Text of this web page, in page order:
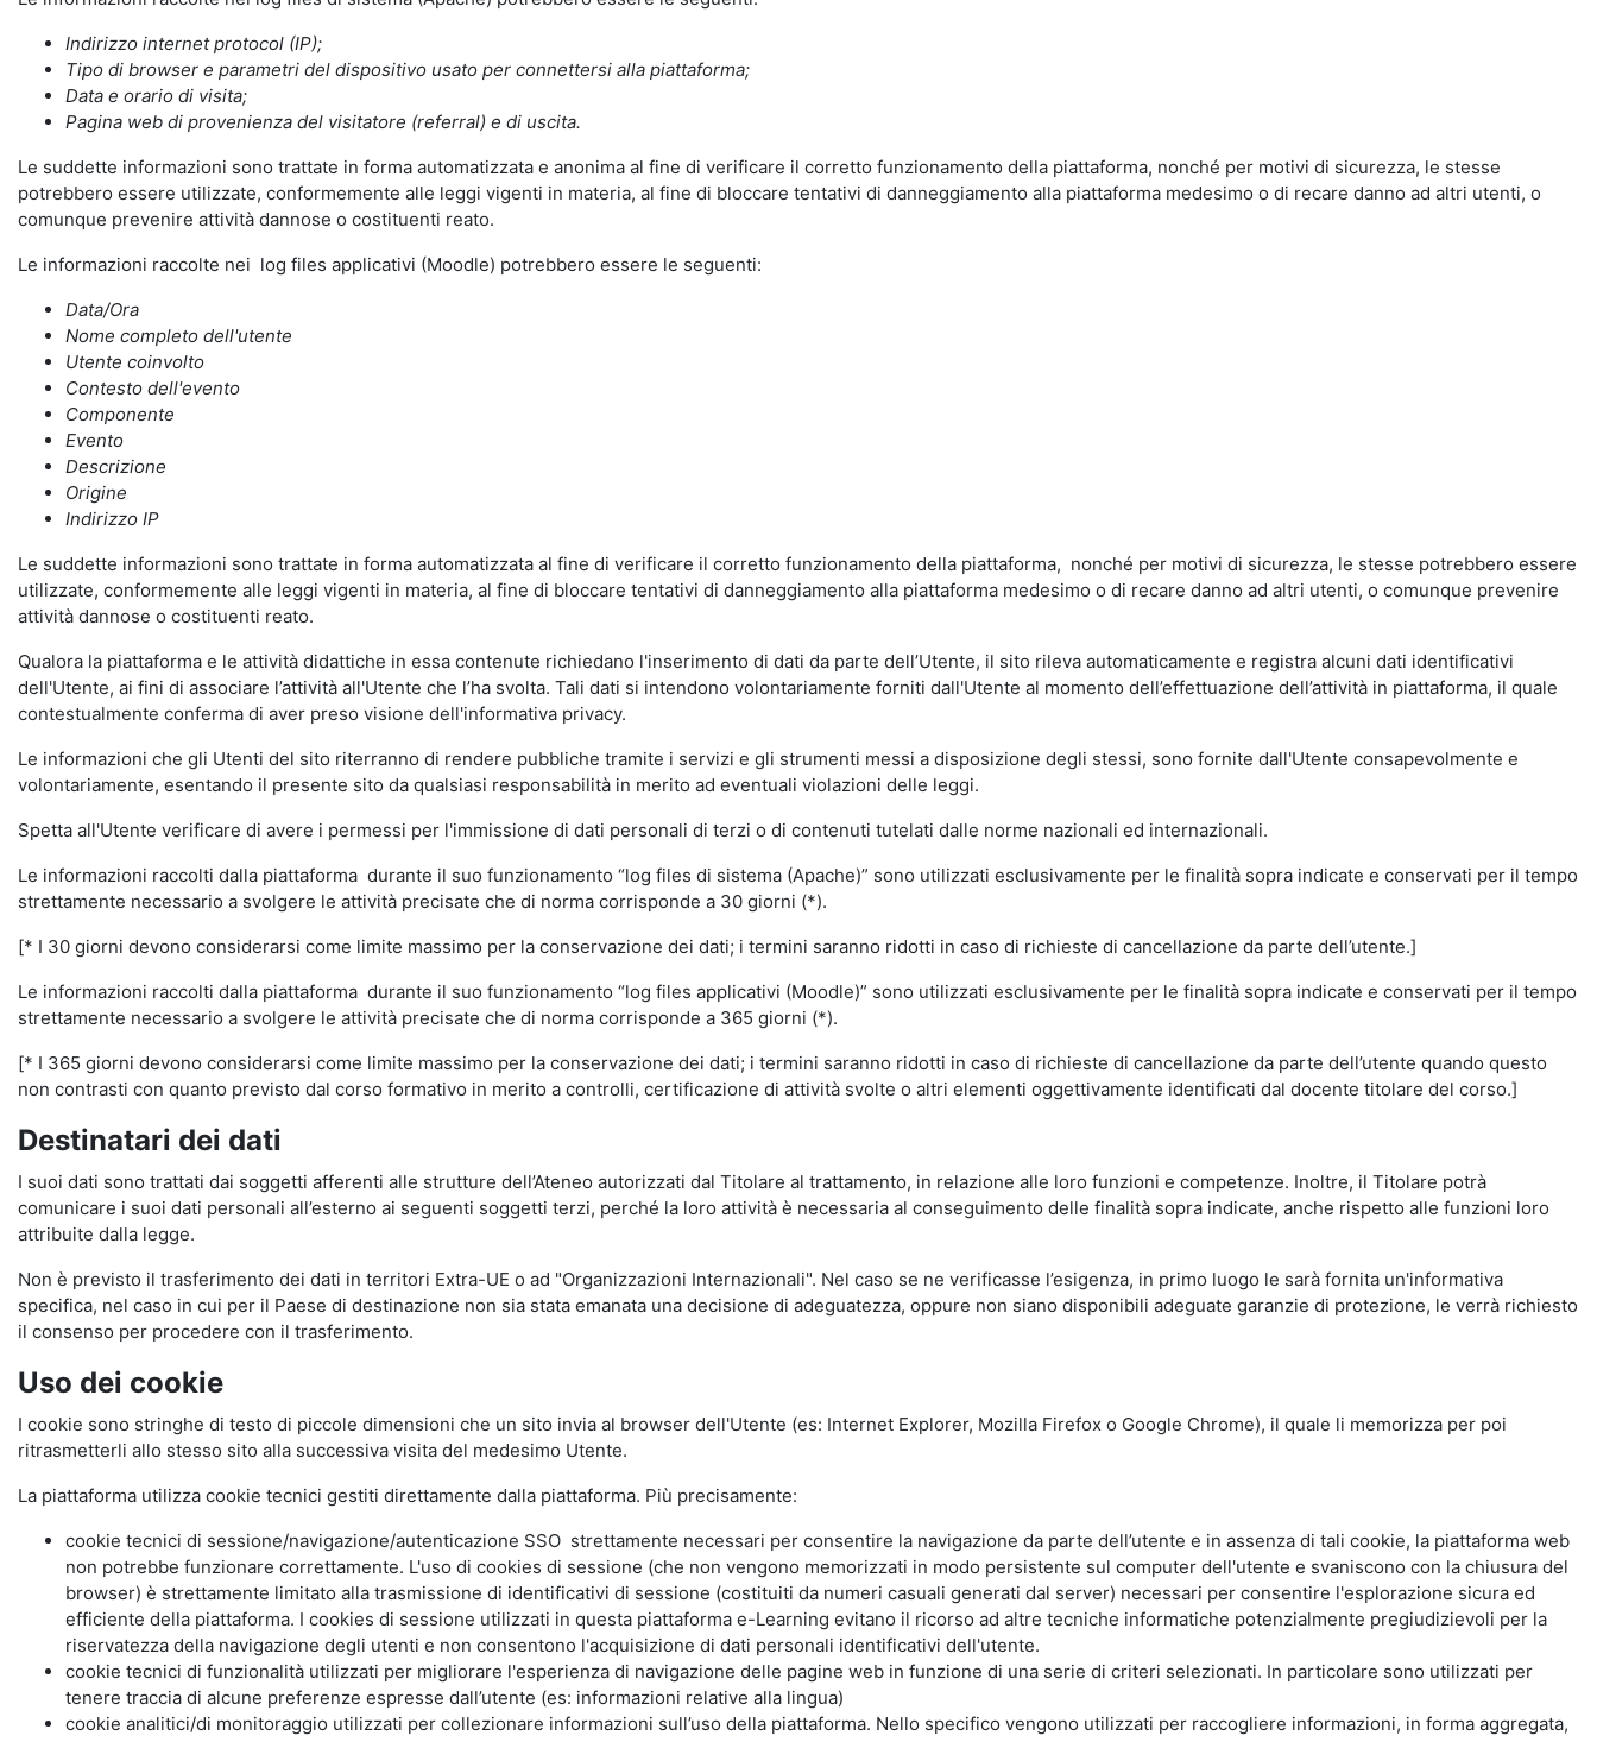
Indirizzo internet protocol (IP);
Tipo di browser e parametri del dispositivo usato per connettersi alla piattaforma;
Data e orario di visita;
Pagina web di provenienza del visitatore (referral) e di uscita.
Le suddette informazioni sono trattate in forma automatizzata e anonima al fine di verificare il corretto funzionamento della piattaforma, nonché per motivi di sicurezza, le stesse
potrebbero essere utilizzate, conformemente alle leggi vigenti in materia, al fine di bloccare tentativi di danneggiamento alla piattaforma medesimo o di recare danno ad altri utenti, o
comunque prevenire attività dannose o costituenti reato.
Le informazioni raccolte nei log files applicativi (Moodle) potrebbero essere le seguenti:
Data/Ora
Nome completo dell'utente
Utente coinvolto
Contesto dell'evento
Componente
Evento
Descrizione
Origine
Indirizzo IP
Le suddette informazioni sono trattate in forma automatizzata al fine di verificare il corretto funzionamento della piattaforma, nonché per motivi di sicurezza, le stesse potrebbero essere
utilizzate, conformemente alle leggi vigenti in materia, al fine di bloccare tentativi di danneggiamento alla piattaforma medesimo o di recare danno ad altri utenti, o comunque prevenire
attività dannose o costituenti reato.
Qualora la piattaforma e le attività didattiche in essa contenute richiedano l'inserimento di dati da parte dell’Utente, il sito rileva automaticamente e registra alcuni dati identificativi
dell'Utente, ai fini di associare l’attività all'Utente che l’ha svolta. Tali dati si intendono volontariamente forniti dall'Utente al momento dell’effettuazione dell’attività in piattaforma, il quale
contestualmente conferma di aver preso visione dell'informativa privacy.
Le informazioni che gli Utenti del sito riterranno di rendere pubbliche tramite i servizi e gli strumenti messi a disposizione degli stessi, sono fornite dall'Utente consapevolmente e
volontariamente, esentando il presente sito da qualsiasi responsabilità in merito ad eventuali violazioni delle leggi.
Spetta all'Utente verificare di avere i permessi per l'immissione di dati personali di terzi o di contenuti tutelati dalle norme nazionali ed internazionali.
Le informazioni raccolti dalla piattaforma durante il suo funzionamento “log files di sistema (Apache)” sono utilizzati esclusivamente per le finalità sopra indicate e conservati per il tempo
strettamente necessario a svolgere le attività precisate che di norma corrisponde a 30 giorni (*).
[* I 30 giorni devono considerarsi come limite massimo per la conservazione dei dati; i termini saranno ridotti in caso di richieste di cancellazione da parte dell’utente.]
Le informazioni raccolti dalla piattaforma durante il suo funzionamento “log files applicativi (Moodle)” sono utilizzati esclusivamente per le finalità sopra indicate e conservati per il tempo
strettamente necessario a svolgere le attività precisate che di norma corrisponde a 365 giorni (*).
[* I 365 giorni devono considerarsi come limite massimo per la conservazione dei dati; i termini saranno ridotti in caso di richieste di cancellazione da parte dell’utente quando questo
non contrasti con quanto previsto dal corso formativo in merito a controlli, certificazione di attività svolte o altri elementi oggettivamente identificati dal docente titolare del corso.]
Destinatari dei dati
I suoi dati sono trattati dai soggetti afferenti alle strutture dell’Ateneo autorizzati dal Titolare al trattamento, in relazione alle loro funzioni e competenze. Inoltre, il Titolare potrà
comunicare i suoi dati personali all’esterno ai seguenti soggetti terzi, perché la loro attività è necessaria al conseguimento delle finalità sopra indicate, anche rispetto alle funzioni loro
attribuite dalla legge.
Non è previsto il trasferimento dei dati in territori Extra-UE o ad "Organizzazioni Internazionali". Nel caso se ne verificasse l’esigenza, in primo luogo le sarà fornita un'informativa
specifica, nel caso in cui per il Paese di destinazione non sia stata emanata una decisione di adeguatezza, oppure non siano disponibili adeguate garanzie di protezione, le verrà richiesto
il consenso per procedere con il trasferimento.
Uso dei cookie
I cookie sono stringhe di testo di piccole dimensioni che un sito invia al browser dell'Utente (es: Internet Explorer, Mozilla Firefox o Google Chrome), il quale li memorizza per poi
ritrasmetterli allo stesso sito alla successiva visita del medesimo Utente.
La piattaforma utilizza cookie tecnici gestiti direttamente dalla piattaforma. Più precisamente:
cookie tecnici di sessione/navigazione/autenticazione SSO strettamente necessari per consentire la navigazione da parte dell’utente e in assenza di tali cookie, la piattaforma web
non potrebbe funzionare correttamente. L'uso di cookies di sessione (che non vengono memorizzati in modo persistente sul computer dell'utente e svaniscono con la chiusura del
browser) è strettamente limitato alla trasmissione di identificativi di sessione (costituiti da numeri casuali generati dal server) necessari per consentire l'esplorazione sicura ed
efficiente della piattaforma. I cookies di sessione utilizzati in questa piattaforma e-Learning evitano il ricorso ad altre tecniche informatiche potenzialmente pregiudizievoli per la
riservatezza della navigazione degli utenti e non consentono l'acquisizione di dati personali identificativi dell'utente.
cookie tecnici di funzionalità utilizzati per migliorare l'esperienza di navigazione delle pagine web in funzione di una serie di criteri selezionati. In particolare sono utilizzati per
tenere traccia di alcune preferenze espresse dall’utente (es: informazioni relative alla lingua)
cookie analitici/di monitoraggio utilizzati per collezionare informazioni sull’uso della piattaforma. Nello specifico vengono utilizzati per raccogliere informazioni, in forma aggregata,